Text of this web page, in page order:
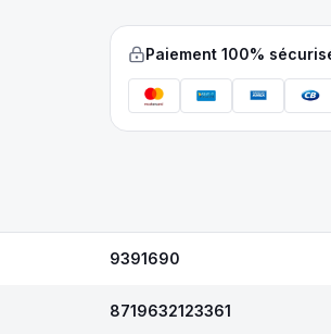
Paiement 100%
9391690
8719632123361